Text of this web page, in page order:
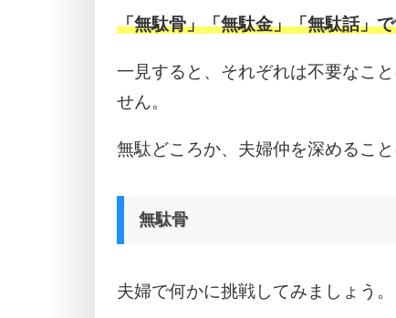
「無駄骨」「無駄金」「無駄話」
一見すると、それぞれは不要なこ
せん。
無駄どころか、夫婦仲を深めること
無駄骨
夫婦で何かに挑戦してみましょう。